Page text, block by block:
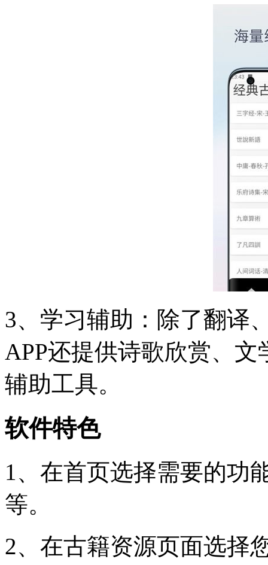
3、学习辅助：除了翻译
APP还提供诗歌欣赏、
辅助工具。
软件特色
1、在首页选择需要的功
等。
2、在古籍资源页面选择